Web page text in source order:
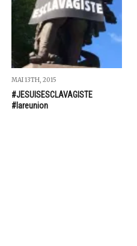
MAI 13TH, 2015
#JESUISESCLAVAGISTE
#lareunion